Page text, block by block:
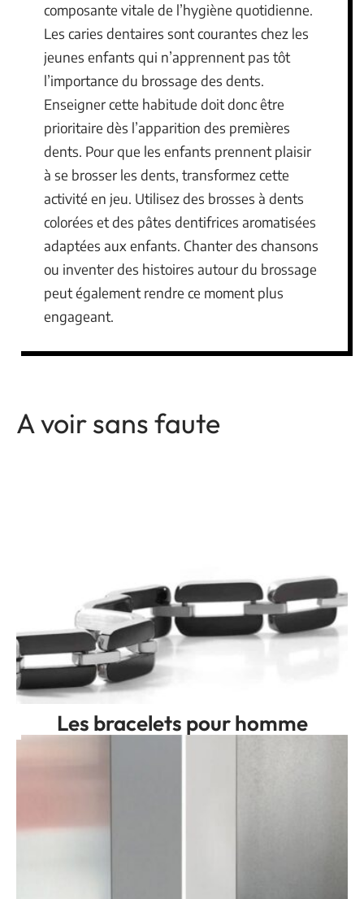
composante vitale de l’hygiène quotidienne.
Les caries dentaires sont courantes chez les
jeunes enfants qui n’apprennent pas tôt
l’importance du brossage des dents.
Enseigner cette habitude doit donc être
prioritaire dès l’apparition des premières
dents. Pour que les enfants prennent plaisir
à se brosser les dents, transformez cette
activité en jeu. Utilisez des brosses à dents
colorées et des pâtes dentifrices aromatisées
adaptées aux enfants. Chanter des chansons
ou inventer des histoires autour du brossage
peut également rendre ce moment plus
engageant.
A voir sans faute
Les bracelets pour homme